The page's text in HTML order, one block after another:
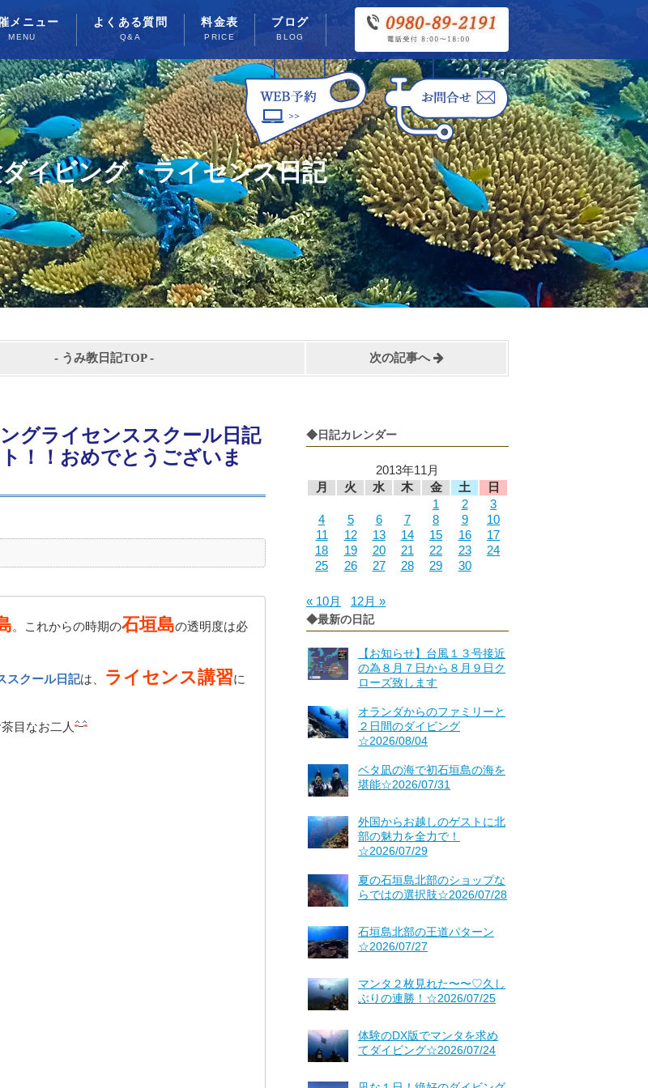
メニュー
MENU
よくある質問
Q&A
料金表
PRICE
ブログ
BLOG
イビング・ライセンス日記
- うみ教日記TOP- 次の記事へ
◆日記カレンダー
2013年11月
月
火 水 木 金 土
日
1
2
3
4
5 6 7 8 9
10
11
12 13 14 15 16
17
18
19 20 21 22 23
24
25
26 27 28 29 30
« 10月 12月 »
◆最新の日記
【お知らせ】台風１３号接近
の為８月７日から８月９日ク
ローズ致します
オランダからのファミリーと
２日間のダイビング
☆2026/08/04
ベタ凪の海で初石垣島の海を
堪能☆2026/07/31
外国からお越しのゲストに北
部の魅力を全力で！
☆2026/07/29
夏の石垣島北部のショップな
らではの選択肢☆2026/07/28
石垣島北部の王道パターン
☆2026/07/27
マンタ２枚見れた〜〜♡久し
ぶりの連勝！☆2026/07/25
体験のDX版でマンタを求め
てダイビング☆2026/07/24
グライセンススクール日記
！！おめでとうございま
。これからの時期の石垣島の透明度は必
スクール日記は、 ライセンス講習に
目なお二人